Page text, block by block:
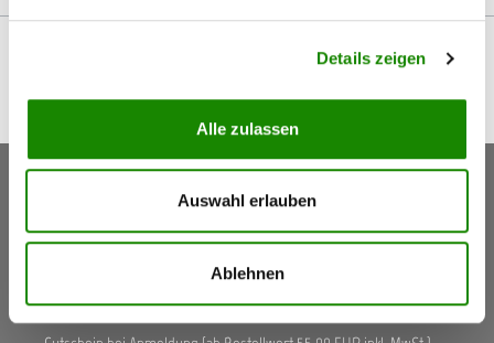
Details zeigen
Alle zulassen
Auswahl erlauben
Ablehnen
5,50 €(Inkl. Mwst.)Gutschein